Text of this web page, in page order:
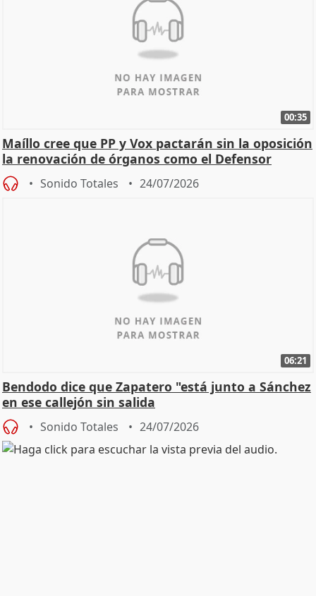
00:35
Maíllo cree que PP y Vox pactarán sin la oposición
la renovación de órganos como el Defensor
Sonido Totales 24/07/2026
06:21
Bendodo dice que Zapatero "está junto a Sánchez
en ese callejón sin salida
Sonido Totales 24/07/2026